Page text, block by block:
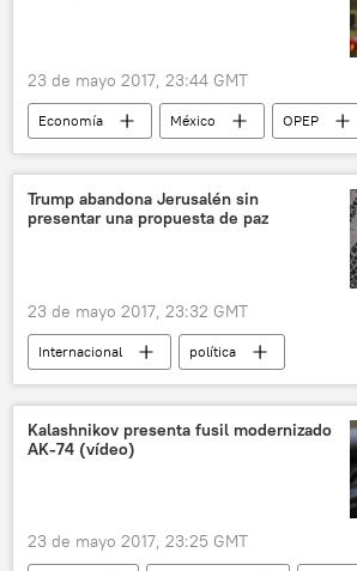
23 de mayo 2017, 23:44 GMT
Economía México
OPEP
crudo
petróleo noticias
Trump abandona Jerusalén sin
presentar una propuesta de paz
23 de mayo 2017, 23:32 GMT
Internacional
política
🌍 Oriente Medio
América del Norte
EEUU
Palestina
Donald Trump
Kalashnikov presenta fusil modernizado
AK-74 (vídeo)
23 de mayo 2017, 23:25 GMT